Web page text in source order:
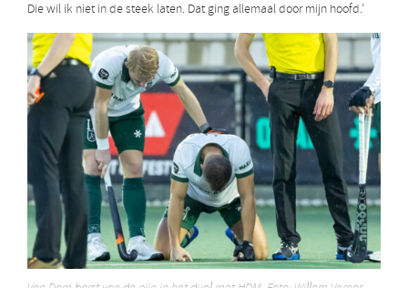
Die wil ik niet in de steek laten. Dat ging allemaal door mijn hoofd.’